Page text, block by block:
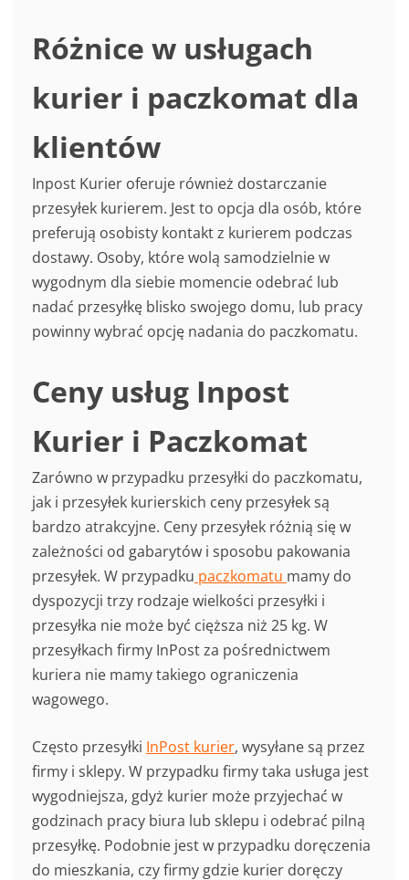
Różnice w usługach
kurier i paczkomat dla
klientów
Inpost Kurier oferuje również dostarczanie
przesyłek kurierem. Jest to opcja dla osób, które
preferują osobisty kontakt z kurierem podczas
dostawy. Osoby, które wolą samodzielnie w
wygodnym dla siebie momencie odebrać lub
nadać przesyłkę blisko swojego domu, lub pracy
powinny wybrać opcję nadania do paczkomatu.
Ceny usług Inpost
Kurier i Paczkomat
Zarówno w przypadku przesyłki do paczkomatu,
jak i przesyłek kurierskich ceny przesyłek są
bardzo atrakcyjne. Ceny przesyłek różnią się w
zależności od gabarytów i sposobu pakowania
przesyłek. W przypadku paczkomatu mamy do
dyspozycji trzy rodzaje wielkości przesyłki i
przesyłka nie może być cięższa niż 25 kg. W
przesyłkach firmy InPost za pośrednictwem
kuriera nie mamy takiego ograniczenia
wagowego.
Często przesyłki InPost kurier, wysyłane są przez
firmy i sklepy. W przypadku firmy taka usługa jest
wygodniejsza, gdyż kurier może przyjechać w
godzinach pracy biura lub sklepu i odebrać pilną
przesyłkę. Podobnie jest w przypadku doręczenia
do mieszkania, czy firmy gdzie kurier doręczy